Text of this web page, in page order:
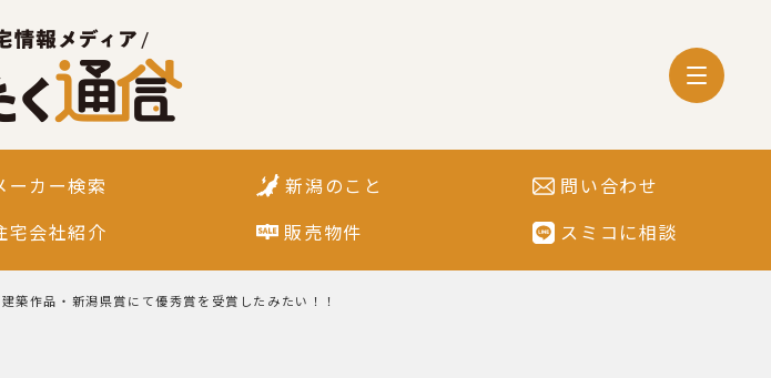
ーカー検索
宅会社紹介
新潟のこと
販売物件
問い合わせ
スミコに相談
築作品・新潟県賞にて優秀賞を受賞したみたい！！